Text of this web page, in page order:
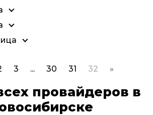
3 ... 30 31 32 »
провайдеров в